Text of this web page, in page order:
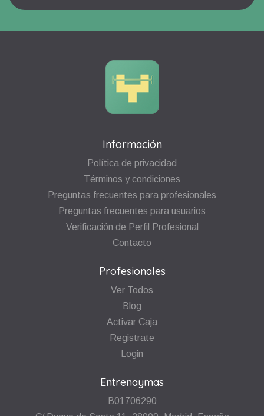
Información
Política de privacidad
Términos y condiciones
Preguntas frecuentes para profesionales
Preguntas frecuentes para usuarios
Verificación de Perfil Profesional
Contacto
Profesionales
Ver Todos
Blog
Activar Caja
Registrate
Login
Entrenaymas
B01706290